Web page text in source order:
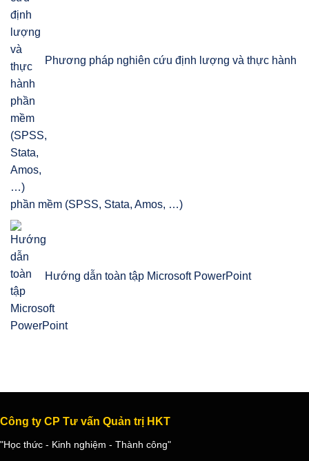
Phương pháp nghiên cứu định lượng và thực hành
phần mềm (SPSS, Stata, Amos, …)
Hướng dẫn toàn tập Microsoft PowerPoint
Công ty CP Tư vấn Quản trị HKT
"Học thức - Kinh nghiệm - Thành công"